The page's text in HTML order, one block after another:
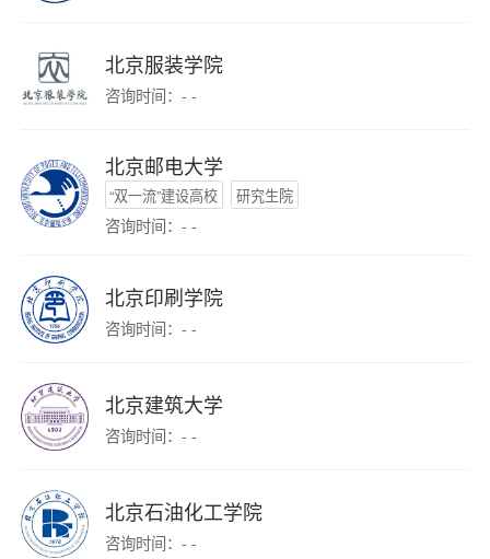
北京服装学院
咨询时间：- -
北京邮电大学
“双一流”建设高校 研究生院
咨询时间：- -
北京印刷学院
咨询时间：- -
北京建筑大学
咨询时间：- -
北京石油化工学院
咨询时间：- -